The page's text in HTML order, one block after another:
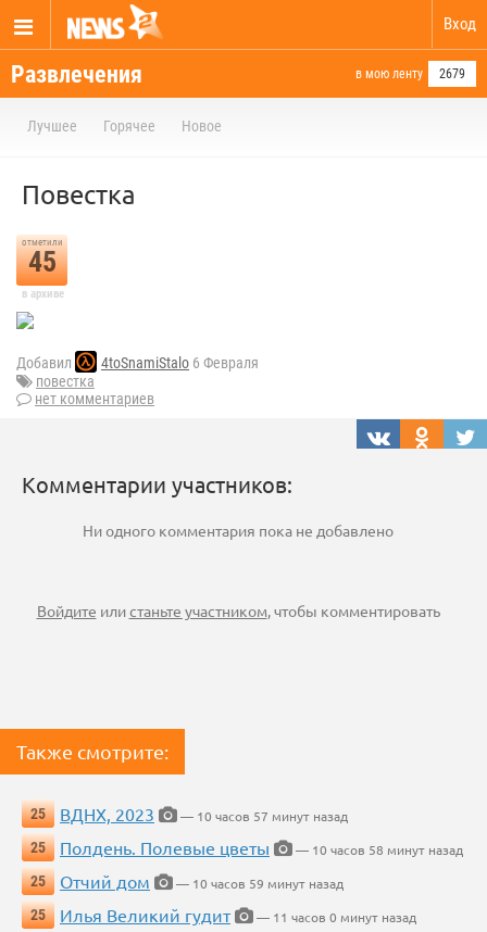
Вход
Развлечения в мою ленту 2679
Лучшее Горячее Новое
Повестка
отметили
45
в архиве
Добавил 4toSnamiStalo 6 Февраля
повестка
нет комментариев
Комментарии участников:
Ни одного комментария пока не добавлено
Войдите илистаньте участником, чтобы комментировать
Также смотрите:
25 ВДНХ, 2023
— 10 часов 57 минут назад
25
Полдень. Полевые цветы
— 10 часов 58 минут назад
25
Отчий дом
— 10 часов 59 минут назад
25
Илья Великий гудит
— 11 часов 0 минут назад